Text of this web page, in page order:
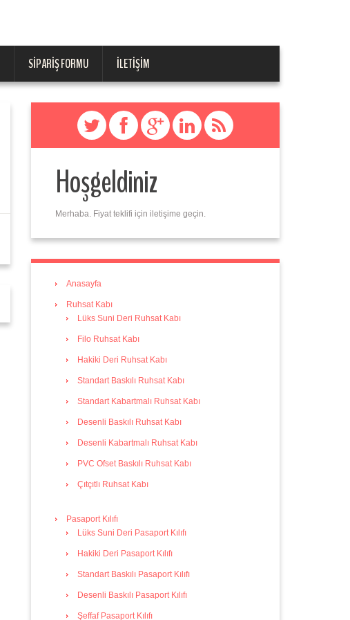
SIPARIŞ FORMU İLETIŞIM
Hoşgeldiniz
Merhaba. Fiyat teklifi için iletişime geçin.
Anasayfa
Ruhsat Kabı
Lüks Suni Deri Ruhsat Kabı
Filo Ruhsat Kabı
Hakiki Deri Ruhsat Kabı
Standart Baskılı Ruhsat Kabı
Standart Kabartmalı Ruhsat Kabı
Desenli Baskılı Ruhsat Kabı
Desenli Kabartmalı Ruhsat Kabı
PVC Ofset Baskılı Ruhsat Kabı
Çıtçıtlı Ruhsat Kabı
Pasaport Kılıfı
Lüks Suni Deri Pasaport Kılıfı
Hakiki Deri Pasaport Kılıfı
Standart Baskılı Pasaport Kılıfı
Desenli Baskılı Pasaport Kılıfı
Şeffaf Pasaport Kılıfı